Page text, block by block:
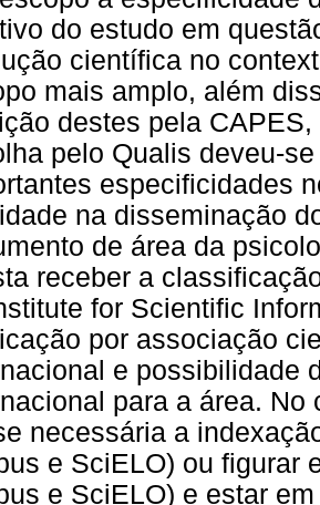
do estudo em
científica no
mais amplo, além
destes pela
pelo Qualis deveu-
especificidades
na disseminação
de área da
receber a
for Scientific
por associação
e possibilidade
para a área.
necessária a
e SciELO) ou figurar
e SciELO) e estar